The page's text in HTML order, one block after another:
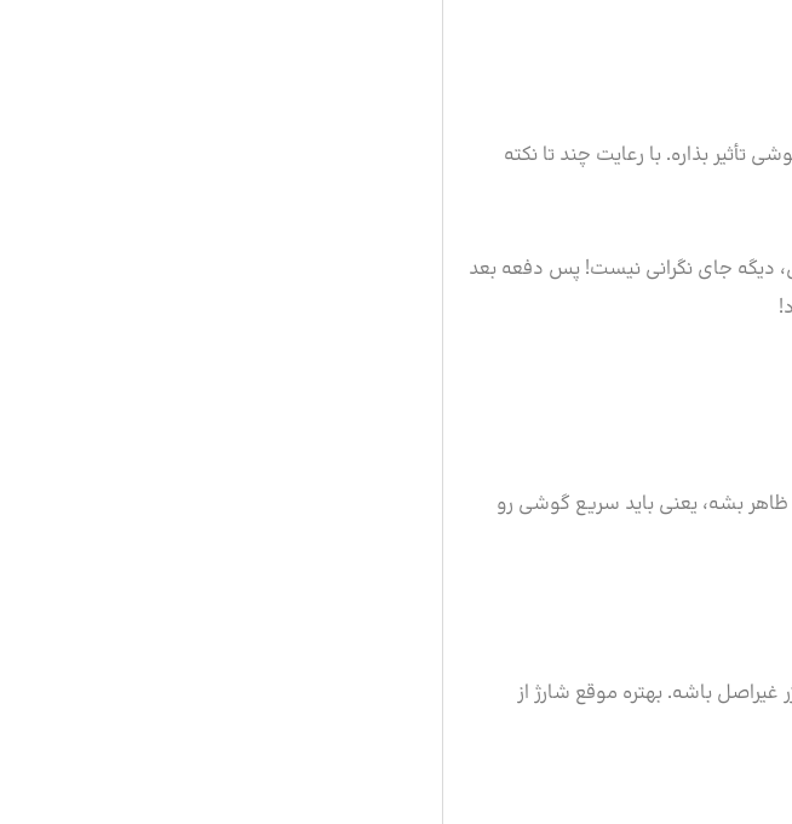
بذاره. با رعایت چند تا نکته
دیگه جای نگرانی نیست! پس دفعه بعد
بشه، یعنی باید سریع گوشی رو
باشه. بهتره موقع شارژ از